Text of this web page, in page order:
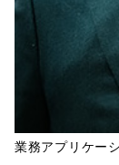
業務アプリケー